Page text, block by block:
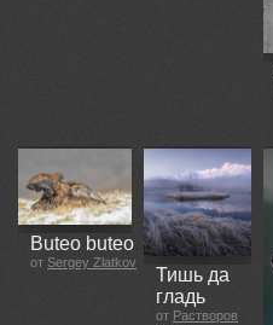
Buteo buteo
от Sergey Zlatkov
Тишь да
гладь
от Растворов